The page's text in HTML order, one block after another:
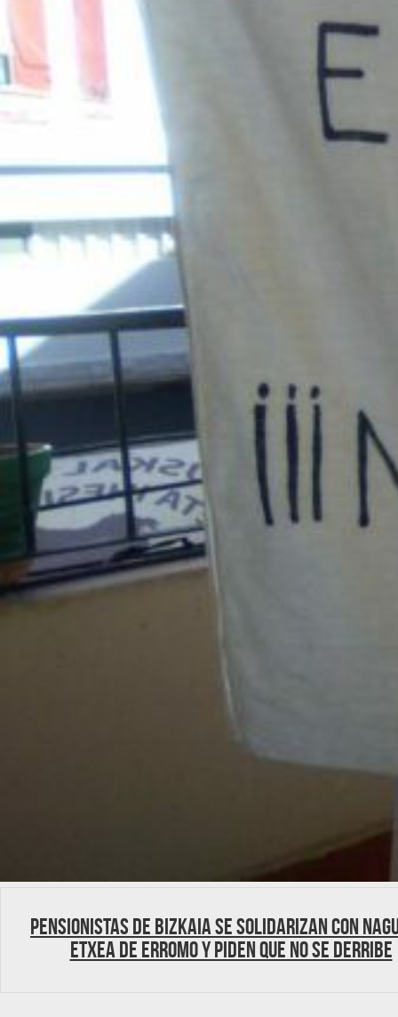
Pensionistas de Bizkaia se solidarizan con
Etxea de Erromo y piden que no se derribe